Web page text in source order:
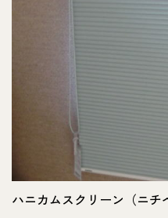
ハニカムスクリーン（ニチ